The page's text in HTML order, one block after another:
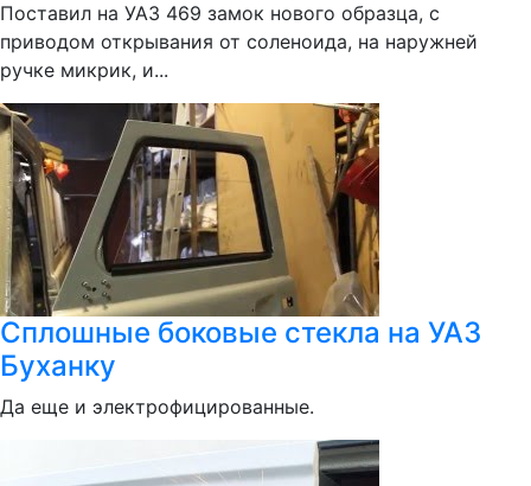
Поставил на УАЗ 469 замок нового образца, с
приводом открывания от соленоида, на наружней
ручке микрик, и...
Сплошные боковые стекла на УАЗ
Буханку
Да еще и электрофицированные.